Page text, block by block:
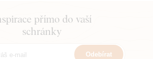
přímo do vaší
schránky
Odebírat